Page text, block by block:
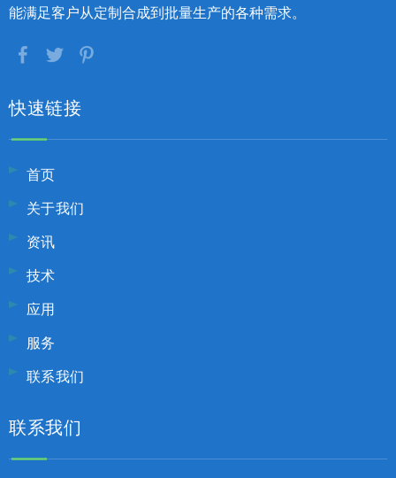
能满足客户从定制合成到批量生产的各种需求。
快速链接
首页
关于我们
资讯
技术
应用
服务
联系我们
联系我们